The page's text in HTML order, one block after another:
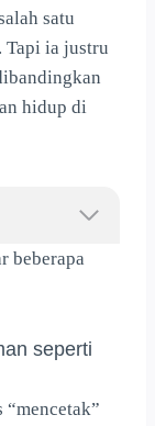
satu
Tapi ia justru
hidup di
beberapa
seperti